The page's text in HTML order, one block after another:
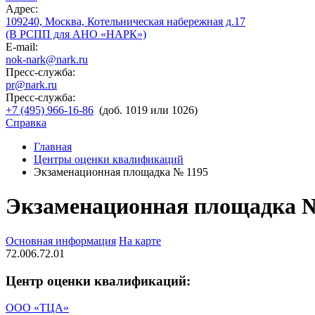
Адрес:
109240, Москва, Котельническая набережная д.17
(В РСПП для АНО «НАРК»)
E-mail:
nok-nark@nark.ru
Пресс-служба:
pr@nark.ru
Пресс-служба:
+7 (495) 966-16-86 (доб. 1019 или 1026)
Справка
Главная
Центры оценки квалификаций
Экзаменационная площадка № 1195
Экзаменационная площадка
Основная информация На карте
72.006.72.01
Центр оценки квалификаций:
ООО «ТЦА»